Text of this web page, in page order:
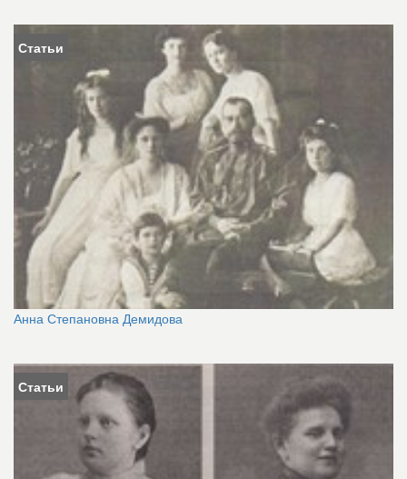
Статьи
Анна Степановна Демидова
Статьи